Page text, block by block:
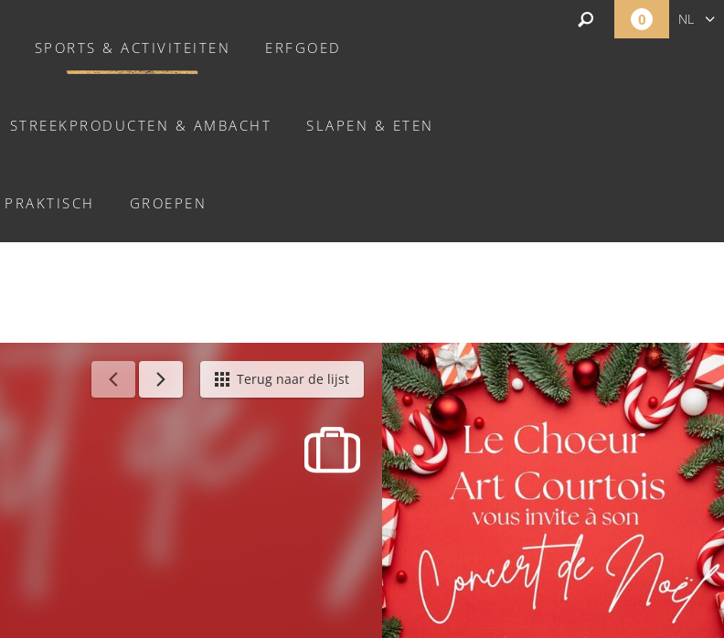
SPORTS & ACTIVITEITEN
et promenades
grandeur nature : A la
des lumières disparues
ERFGOED
STREEKPRODUCTEN & AMBACHT SLAPEN & ETEN
PRAKTISCH GROEPEN
0 NL
DE NOËL - CLÉCY
de Noël - Clécy Terug naar de lijst